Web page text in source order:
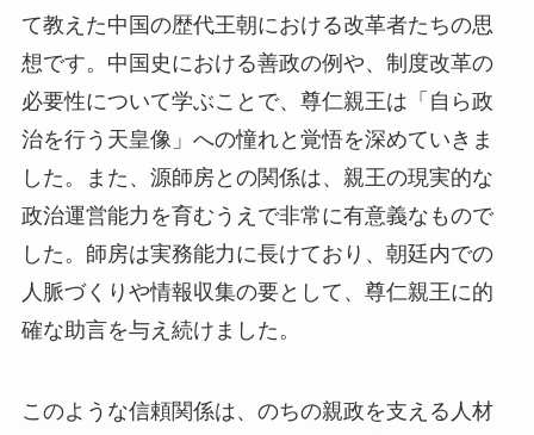
て教えた中国の歴代王朝における改革者たちの思
想です。中国史における善政の例や、制度改革の
必要性について学ぶことで、尊仁親王は「自ら政
治を行う天皇像」への憧れと覚悟を深めていきま
した。また、源師房との関係は、親王の現実的な
政治運営能力を育むうえで非常に有意義なもので
した。師房は実務能力に長けており、朝廷内での
人脈づくりや情報収集の要として、尊仁親王に的
確な助言を与え続けました。
このような信頼関係は、のちの親政を支える人材